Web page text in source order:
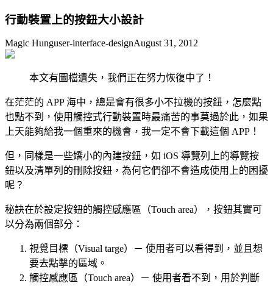
行動裝置上的按鈕大小設計
Magic Hunguser-interface-designAugust 31, 2012
本文有圖檔遺失，我們正在努力恢復中了！
在茫茫的 APP 海中，總是會有很多小不拉機的按鈕，怎麼點
也點不到，使用觸控式行動裝置時最痛苦的事莫過於此，如果
上天能夠給我一個重來的機會，我一定不會下載這個 APP！
但，同樣是一些嬌小的內建按鈕，如 iOS 導覽列上的導覽按
鈕以及清單列的刪除按鈕，為何它們卻不會造成使用上的困擾
呢？
秘訣在於設定按鈕的觸控感應區（Touch area），按鈕其實可
以分為兩個部分：
視覺目標（Visual targe）－ 使用者可以看得到，並且想
要去點擊的區域。
觸控感應區（Touch area）－ 使用者看不到，用於判斷